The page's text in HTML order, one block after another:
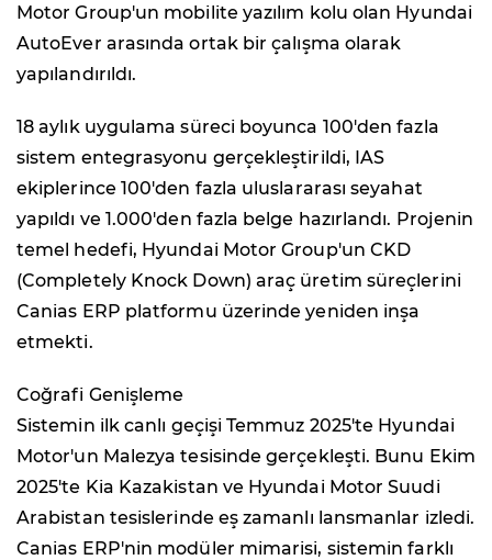
Motor Group'un mobilite yazılım kolu olan Hyundai
AutoEver arasında ortak bir çalışma olarak
yapılandırıldı.
18 aylık uygulama süreci boyunca 100'den fazla
sistem entegrasyonu gerçekleştirildi, IAS
ekiplerince 100'den fazla uluslararası seyahat
yapıldı ve 1.000'den fazla belge hazırlandı. Projenin
temel hedefi, Hyundai Motor Group'un CKD
(Completely Knock Down) araç üretim süreçlerini
Canias ERP platformu üzerinde yeniden inşa
etmekti.
Coğrafi Genişleme
Sistemin ilk canlı geçişi Temmuz 2025'te Hyundai
Motor'un Malezya tesisinde gerçekleşti. Bunu Ekim
2025'te Kia Kazakistan ve Hyundai Motor Suudi
Arabistan tesislerinde eş zamanlı lansmanlar izledi.
Canias ERP'nin modüler mimarisi, sistemin farklı